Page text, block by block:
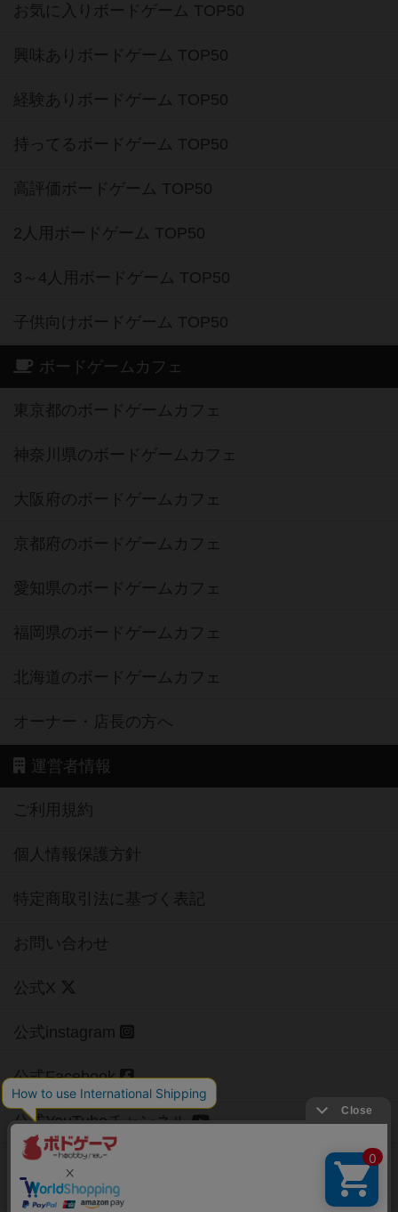
お気に入りボードゲーム TOP50
興味ありボードゲーム TOP50
経験ありボードゲーム TOP50
持ってるボードゲーム TOP50
高評価ボードゲーム TOP50
2人用ボードゲーム TOP50
3～4人用ボードゲーム TOP50
子供向けボードゲーム TOP50
ボードゲームカフェ
東京都のボードゲームカフェ
神奈川県のボードゲームカフェ
大阪府のボードゲームカフェ
京都府のボードゲームカフェ
愛知県のボードゲームカフェ
福岡県のボードゲームカフェ
北海道のボードゲームカフェ
オーナー・店長の方へ
運営者情報
ご利用規約
個人情報保護方針
特定商取引法に基づく表記
お問い合わせ
公式X
公式instagram
公式Facebook
公式YouTubeチャンネル